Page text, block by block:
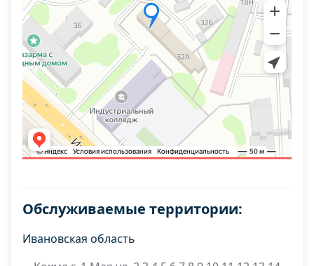
Обслуживаемые территории:
Ивановская область